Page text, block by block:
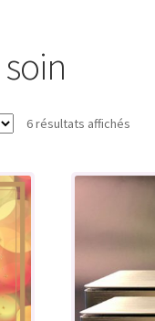
6 résultats affichés